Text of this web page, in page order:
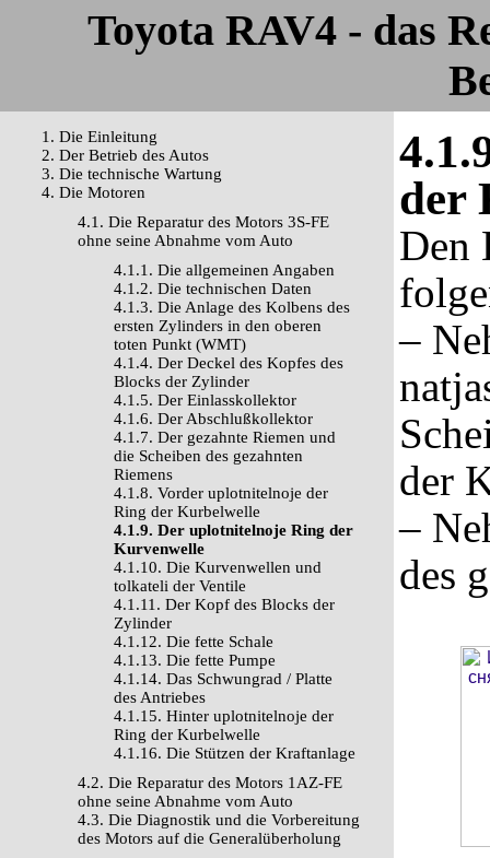
Toyota RAV4 - das
1. Die Einleitung
2. Der Betrieb des Autos
3. Die technische Wartung
4. Die Motoren
4.1. Die Reparatur des Motors 3S-FE
ohne seine Abnahme vom Auto
4.1.1. Die allgemeinen Angaben
4.1.2. Die technischen Daten
4.1.3. Die Anlage des Kolbens des
ersten Zylinders in den oberen
toten Punkt (WMT)
4.1.4. Der Deckel des Kopfes des
Blocks der Zylinder
4.1.5. Der Einlasskollektor
4.1.6. Der Abschlußkollektor
4.1.7. Der gezahnte Riemen und
die Scheiben des gezahnten
Riemens
4.1.8. Vorder uplotnitelnoje der
Ring der Kurbelwelle
4.1.9. Der uplotnitelnoje Ring der
Kurvenwelle
4.1.10. Die Kurvenwellen und
tolkateli der Ventile
4.1.11. Der Kopf des Blocks der
Zylinder
4.1.12. Die fette Schale
4.1.13. Die fette Pumpe
4.1.14. Das Schwungrad / Platte
des Antriebes
4.1.15. Hinter uplotnitelnoje der
Ring der Kurbelwelle
4.1.16. Die Stützen der Kraftanlage
4.2. Die Reparatur des Motors 1AZ-FE
ohne seine Abnahme vom Auto
4.3. Die Diagnostik und die Vorbereitung
des Motors auf die Generalüberholung
der
Den
–
der
–
des